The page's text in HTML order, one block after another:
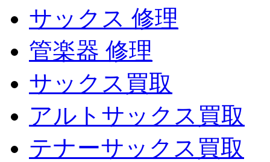
サックス 修理
管楽器 修理
サックス買取
アルトサックス買取
テナーサックス買取